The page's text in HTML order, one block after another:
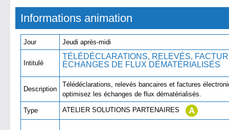
Informations animation
Jour Jeudi après-midi
Intitulé
TÉLÉDÉCLARATIONS, RELEVÉS,
ÉCHANGES DE FLUX
Description
Télédéclarations, relevés bancaires et factures
optimisez les échanges de flux dématérialisés.
Type ATELIER SOLUTIONS PARTENAIRES